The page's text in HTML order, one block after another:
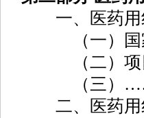
一、医药用
（一）国家
（二）项目
（三）
二、医药用